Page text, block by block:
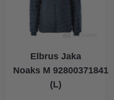
Elbrus Jaka
Noaks M 92800371841
(L)